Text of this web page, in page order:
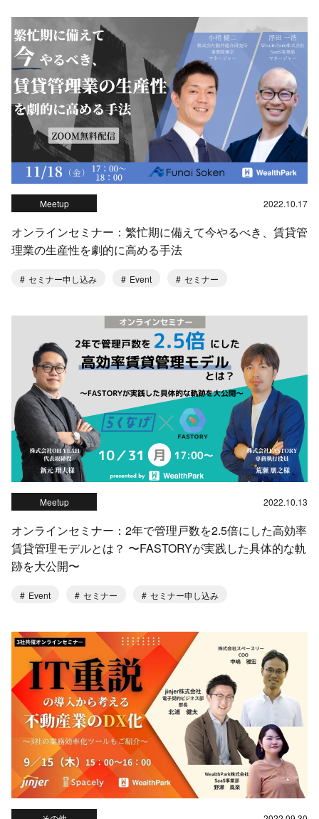
Meetup 2022.10.17
オンラインセミナー：繁忙期に備えて今やるべき、賃貸管
理業の生産性を劇的に高める手法
セミナー申し込み Event セミナー
Meetup 2022.10.13
オンラインセミナー：2年で管理戸数を2.5倍にした高効率
賃貸管理モデルとは？ 〜FASTORYが実践した具体的な軌
跡を大公開〜
Event セミナー セミナー申し込み